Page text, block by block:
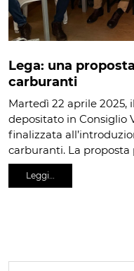
Lega: una
carburanti
Martedì 22 aprile 2025,
depositato in Consiglio
finalizzata
carburanti. La
Leggi…